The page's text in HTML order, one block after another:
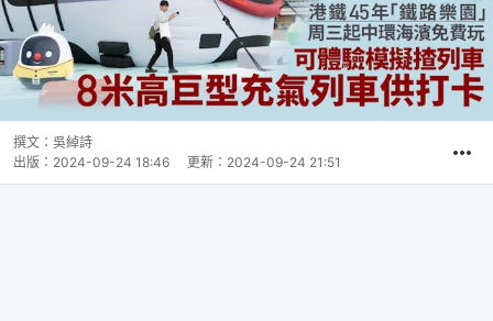
撰文： 吳綽詩
出版： 2024-09-24 18:46 更新： 2024-09-24 21:51